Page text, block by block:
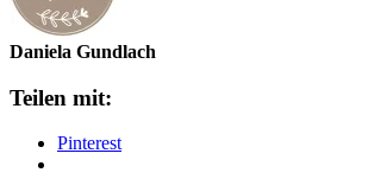
Daniela Gundlach
Teilen mit:
Pinterest